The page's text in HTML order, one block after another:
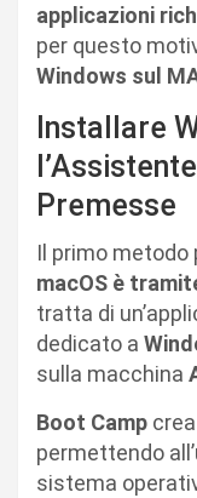
applicazioni
per questo
Windows sul
Installare
Premesse
Il primo metodo
macOS è
tratta di
dedicato a
sulla macchina
Boot Camp
permettendo
sistema